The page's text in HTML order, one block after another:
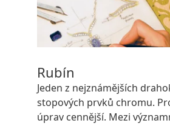
Rubín
Jeden z nejznámějších
stopových prvků chromu.
úprav cennější. Mezi